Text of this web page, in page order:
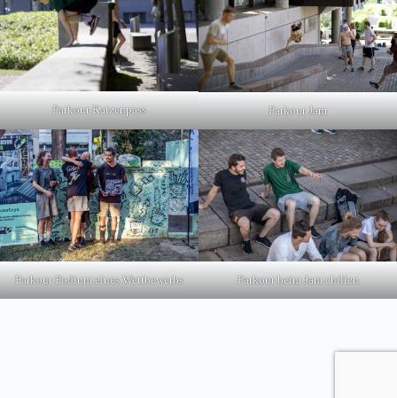
Parkour Katzenpass Parkour Jam
Parkour Podium eines Wettbewerbs Parkour beim Jam chillen